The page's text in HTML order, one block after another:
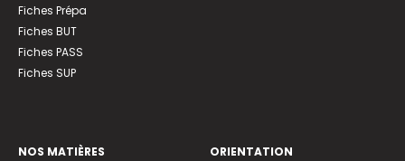
Fiches Prépa
Fiches BUT
Fiches PASS
Fiches SUP
NOS MATIÈRES
ORIENTATION